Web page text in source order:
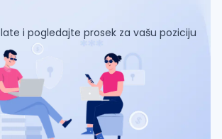
i pogledajte prosek za vašu poziciju